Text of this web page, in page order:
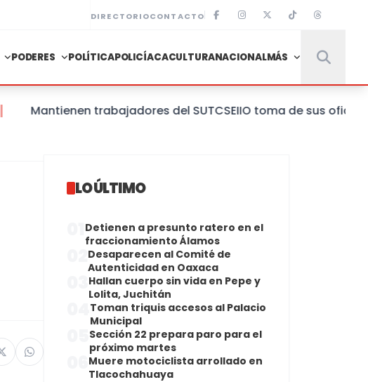
DIRECTORIOCONTACTO
PODERES POLÍTICAPOLICÍACACULTURANACIONALMÁS
Mantienen trabajadores del SUTCSEIIO toma de sus oficinas
LO ÚLTIMO
Detienen a presunto ratero en el
fraccionamiento Álamos
Desaparecen al Comité de
Autenticidad en Oaxaca
Hallan cuerpo sin vida en Pepe y
Lolita, Juchitán
Toman triquis accesos al Palacio
Municipal
Sección 22 prepara paro para el
próximo martes
Muere motociclista arrollado en
Tlacochahuaya